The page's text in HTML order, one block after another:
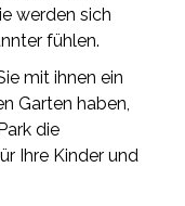
werden sich
fühlen.
mit ihnen ein
Garten haben,
die
Ihre Kinder und